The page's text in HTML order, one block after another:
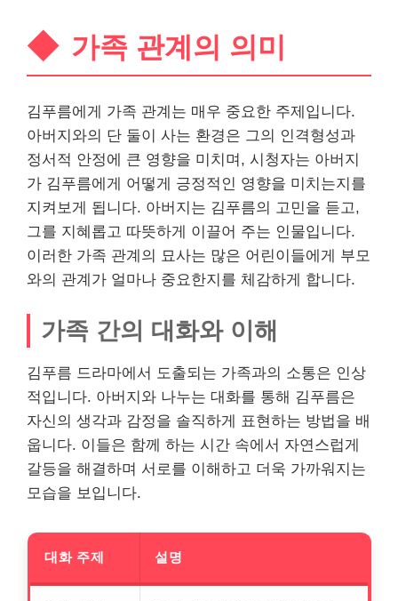
가족 관계의 의미
김푸름에게 가족 관계는 매우 중요한 주제입니다.
아버지와의 단 둘이 사는 환경은 그의 인격형성과
정서적 안정에 큰 영향을 미치며, 시청자는 아버지
가 김푸름에게 어떻게 긍정적인 영향을 미치는지를
지켜보게 됩니다. 아버지는 김푸름의 고민을 듣고,
그를 지혜롭고 따뜻하게 이끌어 주는 인물입니다.
이러한 가족 관계의 묘사는 많은 어린이들에게 부모
와의 관계가 얼마나 중요한지를 체감하게 합니다.
가족 간의 대화와 이해
김푸름 드라마에서 도출되는 가족과의 소통은 인상
적입니다. 아버지와 나누는 대화를 통해 김푸름은
자신의 생각과 감정을 솔직하게 표현하는 방법을 배
웁니다. 이들은 함께 하는 시간 속에서 자연스럽게
갈등을 해결하며 서로를 이해하고 더욱 가까워지는
모습을 보입니다.
대화 주제 설명